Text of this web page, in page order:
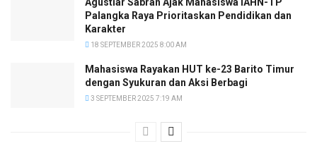
Palangka Raya Prioritaskan Pendidikan dan
Karakter
18 SEPTEMBER 2025 8:00 AM
Mahasiswa Rayakan HUT ke-23 Barito Timur
dengan Syukuran dan Aksi Berbagi
3 SEPTEMBER 2025 7:19 AM